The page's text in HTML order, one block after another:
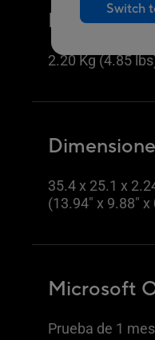
Switch
Peso
2.20 Kg (4.85
35.4 x 25.1 x
(13.94" x 9.88"
Microsoft
Prueba de 1